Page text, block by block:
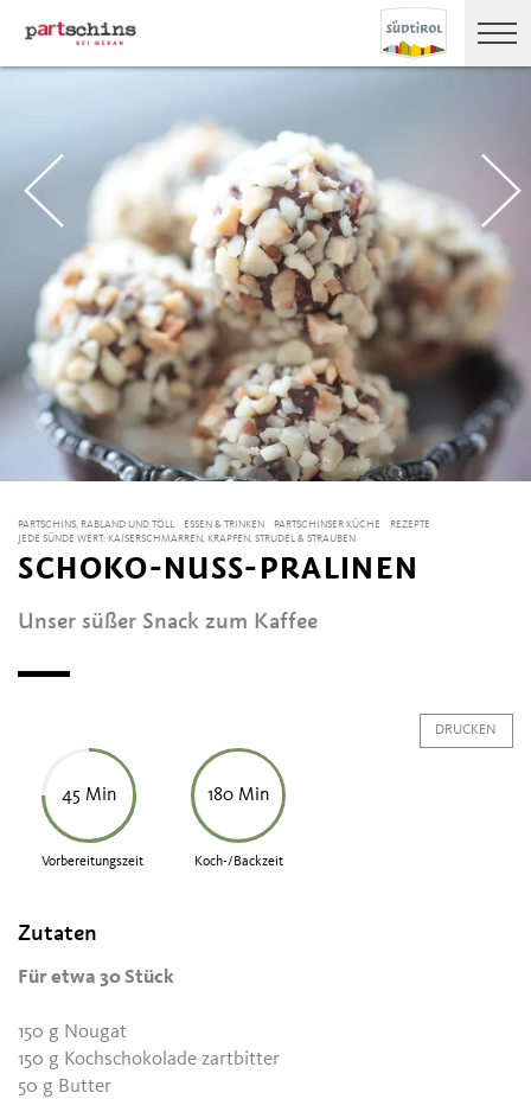
PARTSCHINS, RABLAND UND TÖLL ESSEN & TRINKEN PARTSCHINSER KÜCHE
REZEPTE
JEDE SÜNDE WERT: KAISERSCHMARREN, KRAPFEN, STRUDEL & STRAUBEN
SCHOKO-NUSS-PRALINEN
Unser süßer Snack zum Kaffee
DRUCKEN
45 Min
Vorbereitungszeit
180 Min
Koch-/Backzeit
Zutaten
Für etwa 30 Stück
150 g Nougat
150 g Kochschokolade zartbitter
50 g Butter